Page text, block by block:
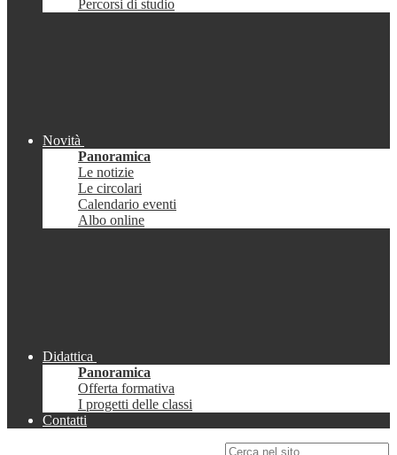
Percorsi di studio
Novità
Panoramica
Le notizie
Le circolari
Calendario eventi
Albo online
Didattica
Panoramica
Offerta formativa
I progetti delle classi
Contatti